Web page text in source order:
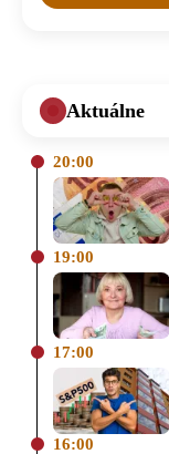
Aktuálne
20:00
19:00
17:00
16:00